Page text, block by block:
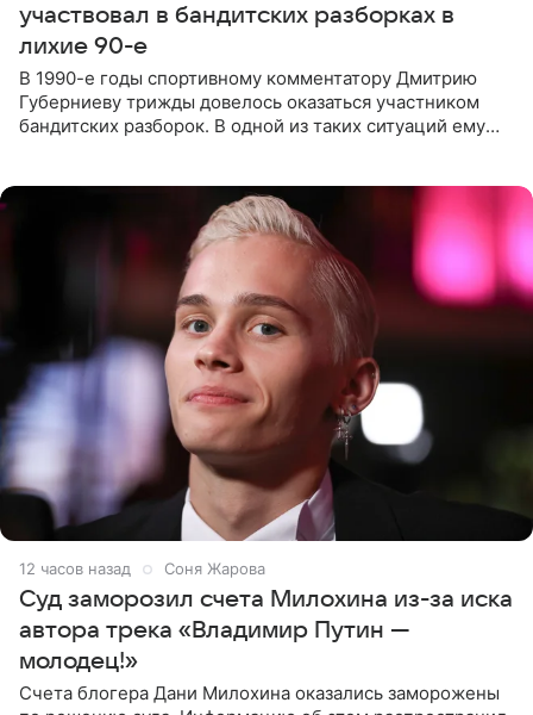
участвовал в бандитских разборках в
лихие 90-е
В 1990-е годы спортивному комментатору Дмитрию
Губерниеву трижды довелось оказаться участником
бандитских разборок. В одной из таких ситуаций ему
12 часов назад Соня Жарова
Суд заморозил счета Милохина из-за иска
автора трека «Владимир Путин —
молодец!»
Счета блогера Дани Милохина оказались заморожены